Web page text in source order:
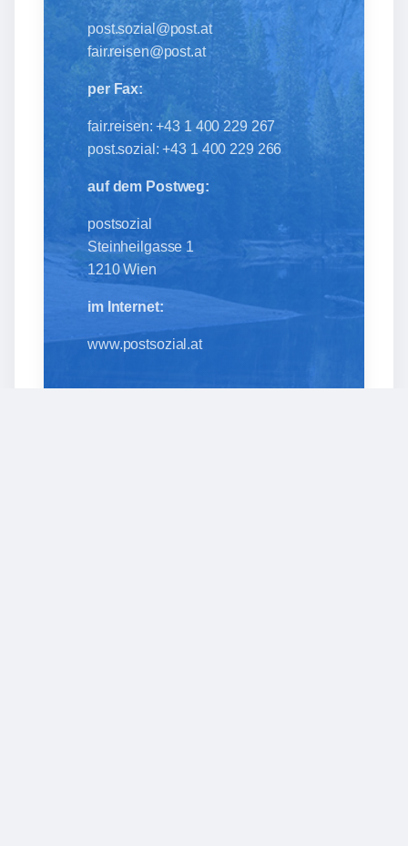
post.sozial@post.at
fair.reisen@post.at
per Fax:
fair.reisen: +43 1 400 229 267
post.sozial: +43 1 400 229 266
auf dem Postweg:
postsozial
Steinheilgasse 1
1210 Wien
im Internet:
www.postsozial.at